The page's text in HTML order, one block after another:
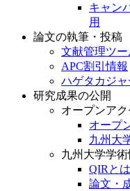
キャン
用
論文の執筆・投稿
文献管理ツー
APC割引情報
ハゲタカジャ
研究成果の公開
オープンアク
オープ
九州大
九州大学学術
QIRとは
論文・